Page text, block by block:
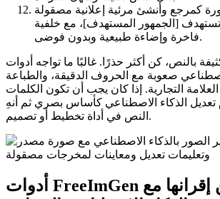
كمرجع وأنشئ مرئية إعلانية مصقولة
تستهدف [الجمهور المستهدف]، مع خلفية
فاخرة وإضاءة طبيعية وبدون فوضى.
بالنص، كن أكثر حذرًا. غالبًا ما تواجه أدوات
صعوبة مع الحروف الدقيقة، والطباعة
التجارية. إذا كان يجب أن تكون الكلمات
تعديل الذكاء الاصطناعي كأساس بصري ثم أنهِ
النص في أداة تخطيط أو تصميم.
أدوات FreeImGen التي يمكن إقرانها مع